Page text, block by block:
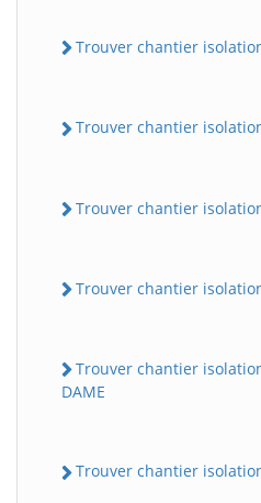
Trouver chantier isolation
Trouver chantier
Trouver chantier isolation
Trouver chantier
Trouver chantier
DAME
Trouver chantier